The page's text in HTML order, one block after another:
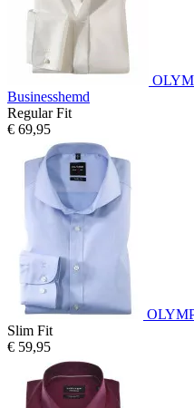
Businesshemd
Regular Fit
€ 69,95
Slim Fit
€ 59,95